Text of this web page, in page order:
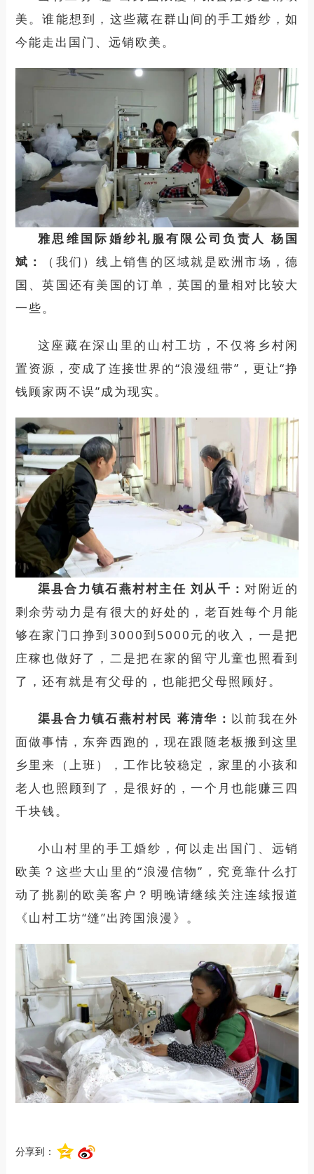
美。谁能想到，这些藏在群山间的手工婚纱，如
今能走出国门、 远销欧美 。
雅思维国际婚纱礼服有限公司负责人 杨国
斌 ：
（我们）线上销售的区域就是欧洲市场，德
国、英国还有美国的订单，英国的量相对比较大
一些。
这座藏在深山里的 山村工坊，不仅将乡村闲
置资源 ， 变成了连接世界的“浪漫纽带” ，更让“挣
钱顾家两不误”成为现实。
渠县合力镇石燕村村主任刘从千：对附近的
剩余劳动力是有很大的好处的，老百姓每个月能
够在家门口挣到3000到5000元的收入，一是把
庄稼也做好了，二是把在家的留守儿童也照看到
了，还有就是有父母的，也能把父母照顾好。
渠县合力镇石燕村村民 蒋清华： 以前我在外
面做事情，东奔西跑的，现在跟随老板搬到这里
乡里来（上班），工作比较稳定，家里的小孩和
老人也照顾到了，是很好的，一个月也能赚三四
千块钱。
小山村里的手工婚纱，何以走出国门、远销
欧美？这些大山里的“浪漫信物”，究竟靠什么打
动了挑剔的欧美客户？明晚请继续关注连续报道
《山村工坊“缝”出跨国浪漫》。
分享到：